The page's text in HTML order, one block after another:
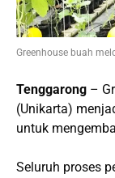
Greenhouse buah
Tenggarong –
(Unikarta)
untuk
Seluruh proses